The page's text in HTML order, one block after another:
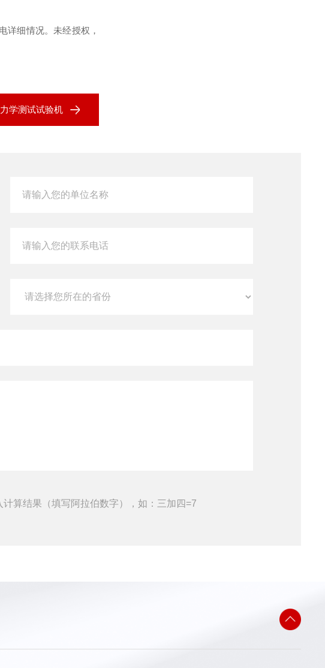
详细情况。未经授权，
学测试试验机
计算结果（填写阿拉伯数字），如：三加四=7